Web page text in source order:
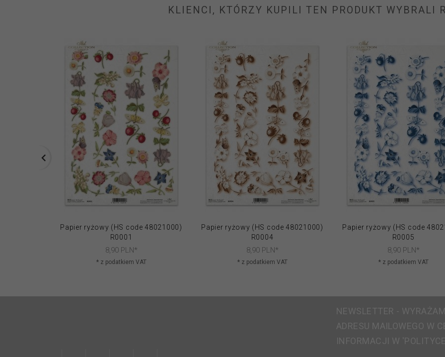
KLIENCI, KTÓRZY KUPILI TEN PRODUKT WYBRALI
Papier ryżowy (HS code 48021000)
R0001
8,90 PLN*
* z podatkiem VAT
Papier ryżowy (HS code 48021000)
R0004
8,90 PLN*
* z podatkiem VAT
Papier ryżowy (HS code
R0005
8,90 PLN*
* z podatkiem VAT
NEWSLETTER -
ADRESU MAILOWEGO W
INFORMACJI W